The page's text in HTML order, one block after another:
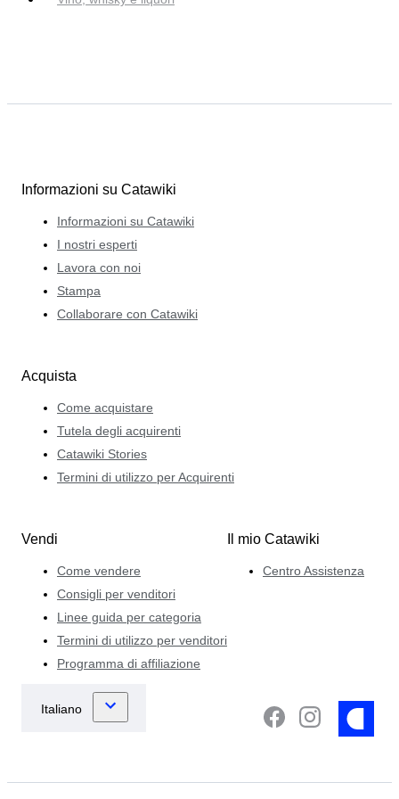
Informazioni su Catawiki
Informazioni su Catawiki
I nostri esperti
Lavora con noi
Stampa
Collaborare con Catawiki
Acquista
Come acquistare
Tutela degli acquirenti
Catawiki Stories
Termini di utilizzo per Acquirenti
Vendi
Come vendere
Consigli per venditori
Linee guida per categoria
Termini di utilizzo per venditori
Programma di affiliazione
Il mio Catawiki
Centro Assistenza